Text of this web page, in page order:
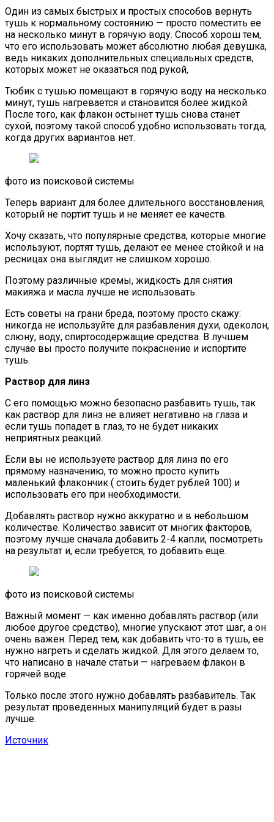
Один из самых быстрых и простых способов вернуть
тушь к нормальному состоянию — просто поместить ее
на несколько минут в горячую воду. Способ хорош тем,
что его использовать может абсолютно любая девушка,
ведь никаких дополнительных специальных средств,
которых может не оказаться под рукой,
Тюбик с тушью помещают в горячую воду на несколько
минут, тушь нагревается и становится более жидкой.
После того, как флакон остынет тушь снова станет
сухой, поэтому такой способ удобно использовать тогда,
когда других вариантов нет.
фото из поисковой системы
Теперь вариант для более длительного восстановления,
который не портит тушь и не меняет ее качеств.
Хочу сказать, что популярные средства, которые многие
используют, портят тушь, делают ее менее стойкой и на
ресницах она выглядит не слишком хорошо.
Поэтому различные кремы, жидкость для снятия
макияжа и масла лучше не использовать.
Есть советы на грани бреда, поэтому просто скажу:
никогда не используйте для разбавления духи, одеколон,
слюну, воду, спиртосодержащие средства. В лучшем
случае вы просто получите покраснение и испортите
тушь.
Раствор для линз
С его помощью можно безопасно разбавить тушь, так
как раствор для линз не влияет негативно на глаза и
если тушь попадет в глаз, то не будет никаких
неприятных реакций.
Если вы не используете раствор для линз по его
прямому назначению, то можно просто купить
маленький флакончик ( стоить будет рублей 100) и
использовать его при необходимости.
Добавлять раствор нужно аккуратно и в небольшом
количестве. Количество зависит от многих факторов,
поэтому лучше сначала добавить 2-4 капли, посмотреть
на результат и, если требуется, то добавить еще.
фото из поисковой системы
Важный момент — как именно добавлять раствор (или
любое другое средство), многие упускают этот шаг, а он
очень важен. Перед тем, как добавить что-то в тушь, ее
нужно нагреть и сделать жидкой. Для этого делаем то,
что написано в начале статьи — нагреваем флакон в
горячей воде.
Только после этого нужно добавлять разбавитель. Так
результат проведенных манипуляций будет в разы
лучше.
Источник